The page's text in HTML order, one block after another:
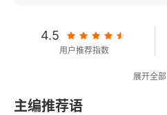
4.5
用户推荐指数
展开全部
主编推荐语